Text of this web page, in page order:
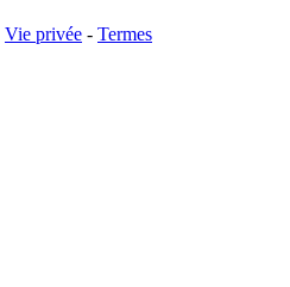
Vie privée - Termes